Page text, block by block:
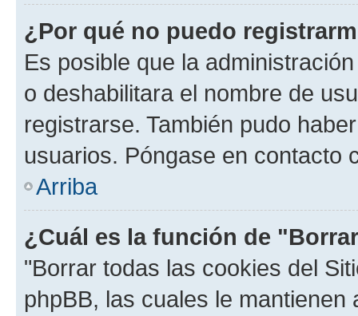
¿Por qué no puedo
Es posible que la
o deshabilitara el nombre de
registrarse. También pudo
usuarios. Póngase en contacto
Arriba
¿Cuál es la función de
"Borrar todas las cookies del
phpBB, las cuales le